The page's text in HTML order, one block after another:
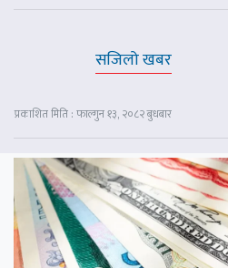
सजिलो खबर
प्रकाशित मिति : फाल्गुन १३, २०८२ बुधबार